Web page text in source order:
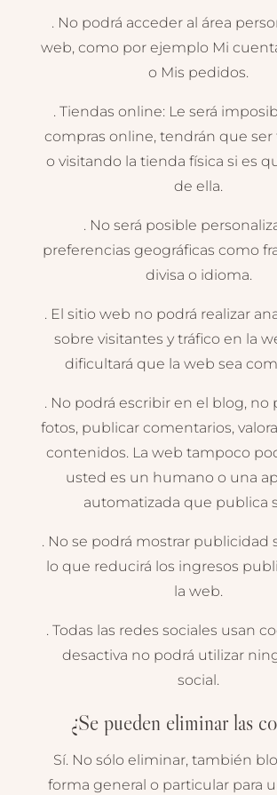
. No podrá acceder al área
web, como por ejemplo Mi
o Mis pedidos.
. Tiendas online: Le será
compras online, tendrán que ser
o visitando la tienda física si es
de ella.
. No será posible
preferencias geográficas como
divisa o idioma.
. El sitio web no podrá realizar
sobre visitantes y tráfico en la
dificultará que la web sea
. No podrá escribir en el blog, no
fotos, publicar comentarios,
contenidos. La web tampoco
usted es un humano o una
automatizada que publica
. No se podrá mostrar publicidad
lo que reducirá los ingresos
la web.
. Todas las redes sociales usan
desactiva no podrá utilizar
social.
¿Se pueden eliminar las
Sí. No sólo eliminar, también
forma general o particular para